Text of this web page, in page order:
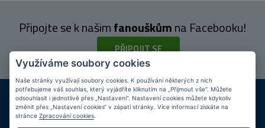
Připojte se k našimfanouškůmna Facebooku!
PŘIPOJIT SE
DOPRAVA ZDARMA
Při nákupu nad 2 000 Kč
KAMENNÉ PRODEJNY
Jsme na trhu více než 10 let
Využíváme soubory cookies
Naše stránky využívají soubory cookies. K používání některých z nich
potřebujeme váš souhlas, který vyjádříte kliknutím na „Přijmout vše“. Můžete
odsouhlasit i jednotlivě přes „Nastavení“. Nastavení cookies můžete kdykoliv
změnit přes „Nastavení cookies“ v zápatí stránky. Více informací získáte na
stránce Zpracování cookies